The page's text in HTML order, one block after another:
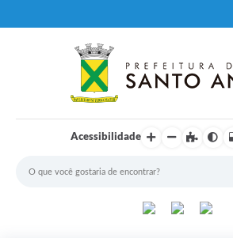
Acessibilidade